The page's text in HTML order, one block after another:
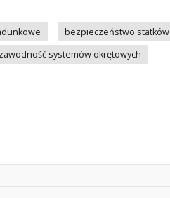
bezpieczeństwo statków
systemów okrętowych